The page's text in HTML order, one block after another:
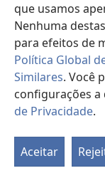
que usamos
Nenhuma
para efeitos de
Política Global
Similares. Você
configurações
de Privacidade.
Aceitar
Watchtower
Copyright © 2026
TERMOS DE